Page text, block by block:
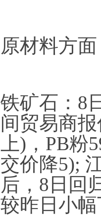
原材料方面
铁矿石：8
间贸易商
上)，PB
交价降5);
后，8日回
较昨日小